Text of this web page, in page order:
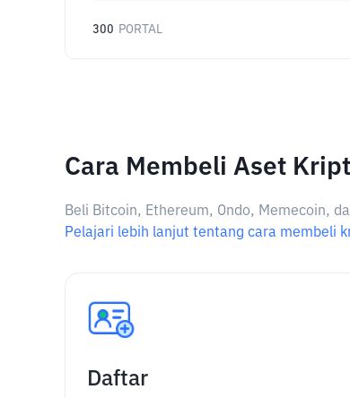
300 PORTAL
Cara Membeli Aset
Beli Bitcoin, Ethereum, Ondo, Memecoin,
Pelajari lebih lanjut tentang cara membeli
Daftar